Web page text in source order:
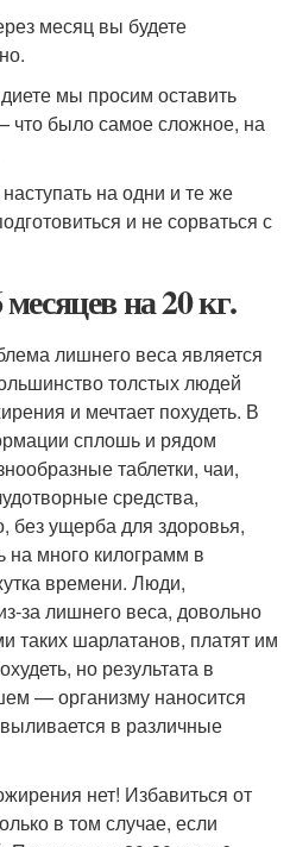
месяц вы будете
мы просим оставить
что было самое сложное, на
на одни и те же
и не сорваться с
на 20 кг.
лишнего веса является
толстых людей
и мечтает похудеть. В
сплошь и рядом
таблетки, чаи,
средства,
ущерба для здоровья,
на много килограмм в
времени. Люди,
за лишнего веса, довольно
таких шарлатанов, платят им
но результата в
— организму наносится
в различные
нет! Избавиться от
в том случае, если